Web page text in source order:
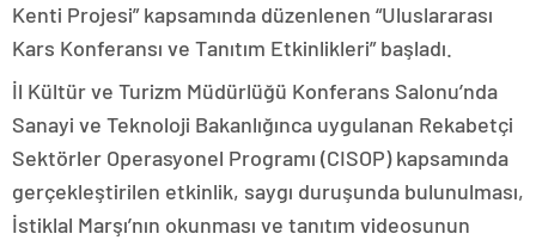
Kenti Projesi” kapsamında düzenlenen “Uluslararası
Kars Konferansı ve Tanıtım Etkinlikleri” başladı.
İl Kültür ve Turizm Müdürlüğü Konferans Salonu’nda
Sanayi ve Teknoloji Bakanlığınca uygulanan Rekabetçi
Sektörler Operasyonel Programı (CISOP) kapsamında
gerçekleştirilen etkinlik, saygı duruşunda bulunulması,
İstiklal Marşı’nın okunması ve tanıtım videosunun